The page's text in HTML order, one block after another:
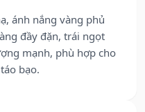
ánh nắng vàng phủ
đầy đặn, trái ngọt
mạnh, phù hợp cho
bạo.